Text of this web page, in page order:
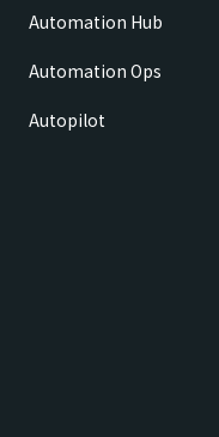
Automation Hub
Automation Ops
Autopilot